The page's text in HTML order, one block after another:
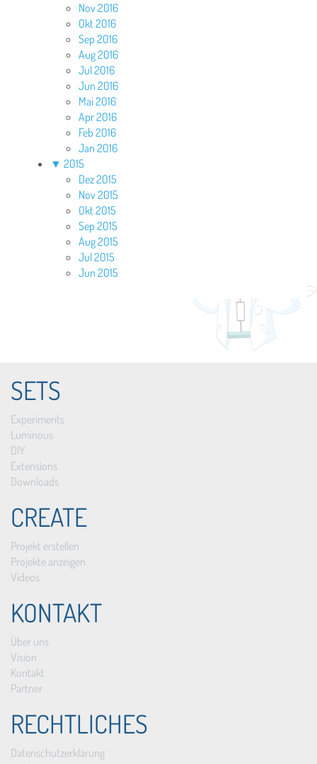
Nov 2016
Okt 2016
Sep 2016
Aug 2016
Jul 2016
Jun 2016
Mai 2016
Apr 2016
Feb 2016
Jan 2016
▼ 2015
Dez 2015
Nov 2015
Okt 2015
Sep 2015
Aug 2015
Jul 2015
Jun 2015
SETS
Experiments
Luminous
DIY
Extensions
Downloads
CREATE
Projekt erstellen
Projekte anzeigen
Videos
KONTAKT
Über uns
Vision
Kontakt
Partner
RECHTLICHES
Datenschutzerklärung